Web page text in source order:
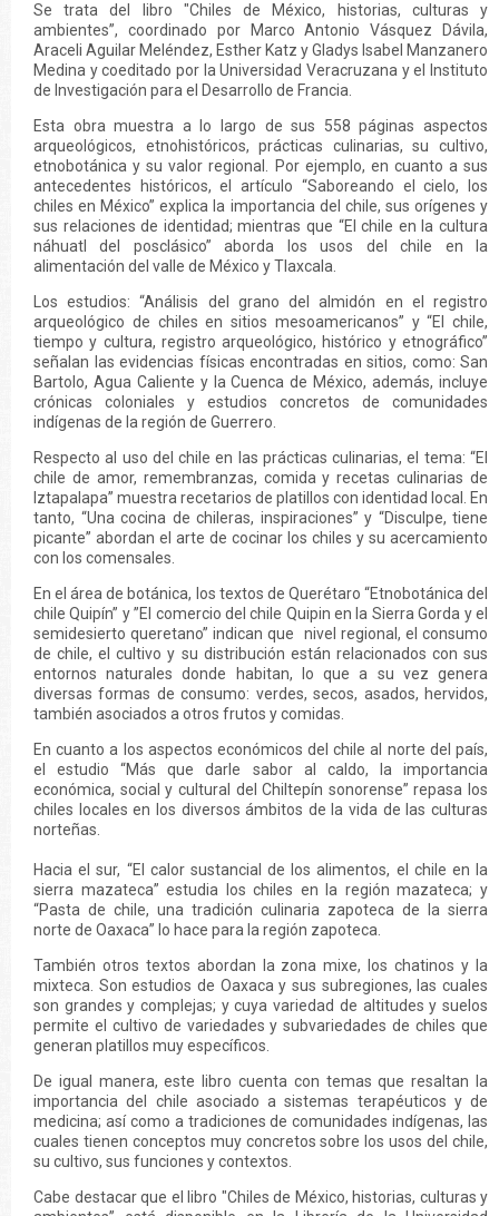
Se trata del libro "Chiles de México, historias, culturas y
ambientes”, coordinado por Marco Antonio Vásquez Dávila,
Araceli Aguilar Meléndez, Esther Katz y Gladys Isabel Manzanero
Medina y coeditado por la Universidad Veracruzana y el Instituto
de Investigación para el Desarrollo de Francia.
Esta obra muestra a lo largo de sus 558 páginas aspectos
arqueológicos, etnohistóricos, prácticas culinarias, su cultivo,
etnobotánica y su valor regional. Por ejemplo, en cuanto a sus
antecedentes históricos, el artículo “Saboreando el cielo, los
chiles en México” explica la importancia del chile, sus orígenes y
sus relaciones de identidad; mientras que “El chile en la cultura
náhuatl del posclásico” aborda los usos del chile en la
alimentación del valle de México y Tlaxcala.
Los estudios: “Análisis del grano del almidón en el registro
arqueológico de chiles en sitios mesoamericanos” y “El chile,
tiempo y cultura, registro arqueológico, histórico y etnográfico”
señalan las evidencias físicas encontradas en sitios, como: San
Bartolo, Agua Caliente y la Cuenca de México, además, incluye
crónicas coloniales y estudios concretos de comunidades
indígenas de la región de Guerrero.
Respecto al uso del chile en las prácticas culinarias, el tema: “El
chile de amor, remembranzas, comida y recetas culinarias de
Iztapalapa” muestra recetarios de platillos con identidad local. En
tanto, “Una cocina de chileras, inspiraciones” y “Disculpe, tiene
picante” abordan el arte de cocinar los chiles y su acercamiento
con los comensales.
En el área de botánica, los textos de Querétaro “Etnobotánica del
chile Quipín” y ”El comercio del chile Quipin en la Sierra Gorda y el
semidesierto queretano” indican que nivel regional, el consumo
de chile, el cultivo y su distribución están relacionados con sus
entornos naturales donde habitan, lo que a su vez genera
diversas formas de consumo: verdes, secos, asados, hervidos,
también asociados a otros frutos y comidas.
En cuanto a los aspectos económicos del chile al norte del país,
el estudio “Más que darle sabor al caldo, la importancia
económica, social y cultural del Chiltepín sonorense” repasa los
chiles locales en los diversos ámbitos de la vida de las culturas
norteñas.
Hacia el sur, “El calor sustancial de los alimentos, el chile en la
sierra mazateca” estudia los chiles en la región mazateca; y
“Pasta de chile, una tradición culinaria zapoteca de la sierra
norte de Oaxaca” lo hace para la región zapoteca.
También otros textos abordan la zona mixe, los chatinos y la
mixteca. Son estudios de Oaxaca y sus subregiones, las cuales
son grandes y complejas; y cuya variedad de altitudes y suelos
permite el cultivo de variedades y subvariedades de chiles que
generan platillos muy específicos.
De igual manera, este libro cuenta con temas que resaltan la
importancia del chile asociado a sistemas terapéuticos y de
medicina; así como a tradiciones de comunidades indígenas, las
cuales tienen conceptos muy concretos sobre los usos del chile,
su cultivo, sus funciones y contextos.
Cabe destacar que el libro "Chiles de México, historias, culturas y